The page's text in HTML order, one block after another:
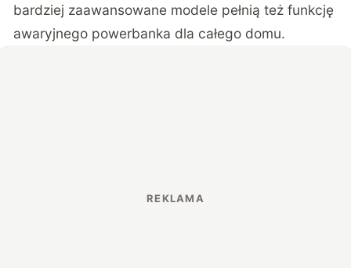
bardziej zaawansowane modele pełnią też funkcję
awaryjnego powerbanka dla całego domu.